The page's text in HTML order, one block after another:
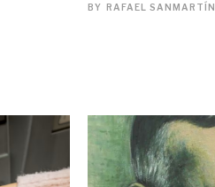
BY RAFAEL SANMARTÍN